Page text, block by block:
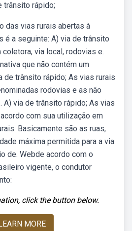
trânsito rápido;
das vias rurais abertas à
é a seguinte: A) via de trânsito
coletora, via local, rodovias e.
que não contém um
de trânsito rápido; As vias rurais
rodovias e as não
A) via de trânsito rápido; As vias
com sua utilização em
Basicamente são as ruas,
máxima permitida para a via
de. Webde acordo com o
vigente, o condutor
click the button below.
MORE